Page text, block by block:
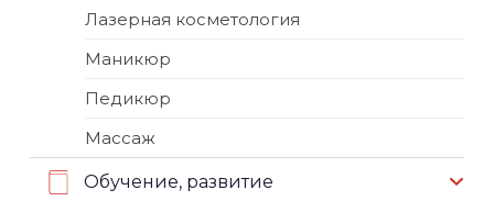
Лазерная косметология
Маникюр
Педикюр
Массаж
Обучение, развитие